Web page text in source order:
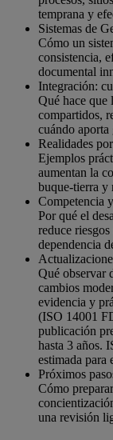
temprana y
Sistemas de
Cómo un
consistencia,
documental
Integración:
Qué hace que
compartidos,
cuándo aporta
Realidades
Ejemplos
aumentan la
buque‑tierra
Competencia
Por qué el
reduce
dependencia
Qué observar
cambios
evidencia y
(ISO 14001
publicación
hasta 3 años.
estimada para
Próximos
Cómo
una revisión